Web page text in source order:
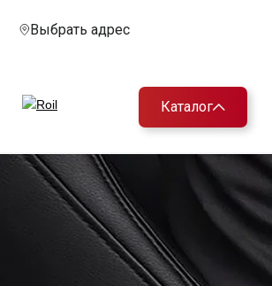
Выбрать адрес
Каталог